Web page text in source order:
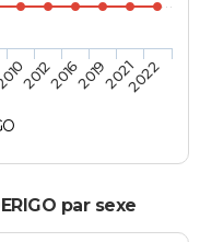
20122016201920212022
par sexe